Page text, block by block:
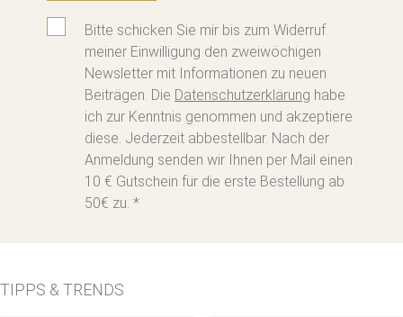
Bitte schicken Sie mir bis zum Widerruf
meiner Einwilligung den zweiwöchigen
Newsletter mit Informationen zu neuen
Beiträgen. Die Datenschutzerklärung habe
ich zur Kenntnis genommen und akzeptiere
diese. Jederzeit abbestellbar. Nach der
Anmeldung senden wir Ihnen per Mail einen
10 € Gutschein für die erste Bestellung ab
50€ zu. *
TIPPS & TRENDS